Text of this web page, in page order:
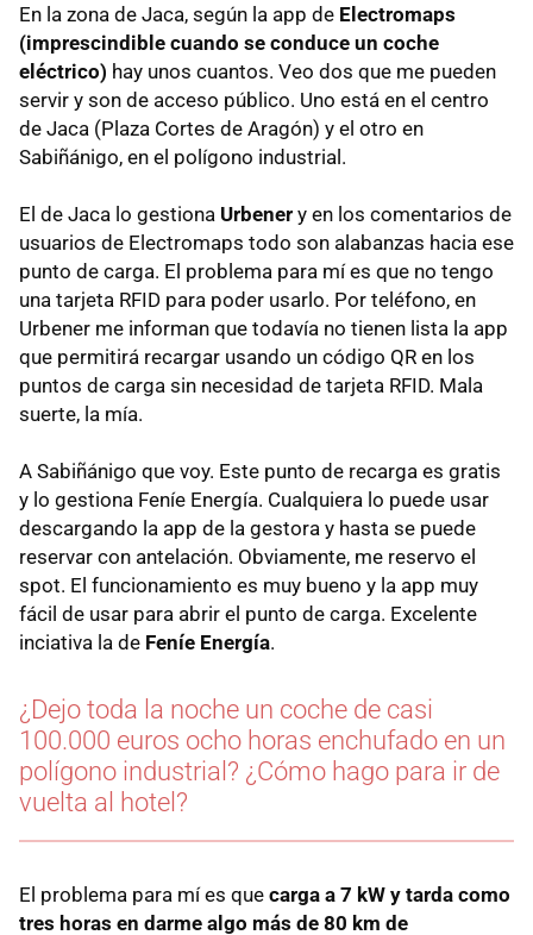
En la zona de Jaca, según la app de Electromaps
(imprescindible cuando se conduce un coche
eléctrico) hay unos cuantos. Veo dos que me pueden
servir y son de acceso público. Uno está en el centro
de Jaca (Plaza Cortes de Aragón) y el otro en
Sabiñánigo, en el polígono industrial.
El de Jaca lo gestiona Urbener y en los comentarios de
usuarios de Electromaps todo son alabanzas hacia ese
punto de carga. El problema para mí es que no tengo
una tarjeta RFID para poder usarlo. Por teléfono, en
Urbener me informan que todavía no tienen lista la app
que permitirá recargar usando un código QR en los
puntos de carga sin necesidad de tarjeta RFID. Mala
suerte, la mía.
A Sabiñánigo que voy. Este punto de recarga es gratis
y lo gestiona Feníe Energía. Cualquiera lo puede usar
descargando la app de la gestora y hasta se puede
reservar con antelación. Obviamente, me reservo el
spot. El funcionamiento es muy bueno y la app muy
fácil de usar para abrir el punto de carga. Excelente
inciativa la de Feníe Energía.
¿Dejo toda la noche un coche de casi
100.000 euros ocho horas enchufado en un
polígono industrial? ¿Cómo hago para ir de
vuelta al hotel?
El problema para mí es que carga a 7 kW y tarda como
tres horas en darme algo más de 80 km de